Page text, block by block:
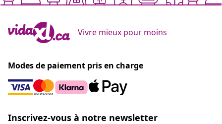
Vivre mieux pour moins
Modes de paiement pris en charge
Inscrivez-vous à notre newsletter